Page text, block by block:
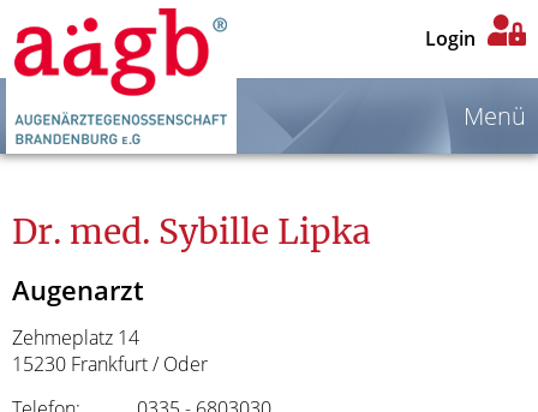
Login
Menü
Dr. med. Sybille Lipka
Augenarzt
Zehmeplatz 14
15230 Frankfurt / Oder